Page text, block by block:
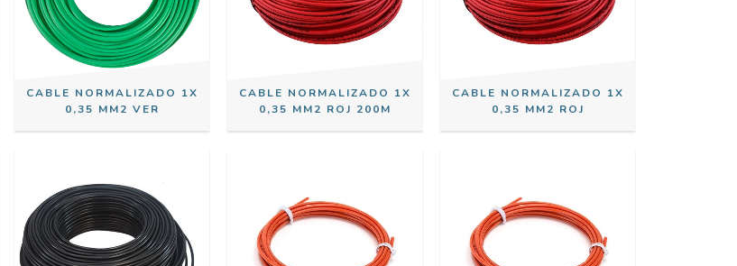
CABLE NORMALIZADO 1X
0,35 MM2 VER
CABLE NORMALIZADO 1X
0,35 MM2 ROJ 200M
CABLE NORMALIZADO 1X
0,35 MM2 ROJ